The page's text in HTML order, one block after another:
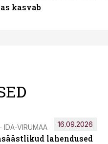
kasvab
IDA-VIRUMAA
lahendused
16.09.2026